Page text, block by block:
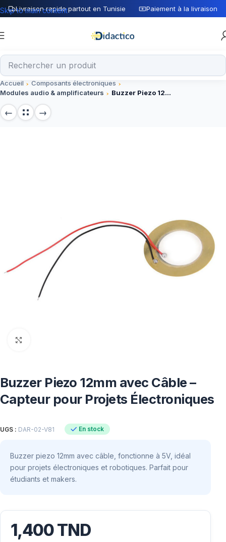
Livraison rapide partout en Tunisie Paiement à la livraison
Skip to main content
Accueil
Composants électroniques
Modules audio & amplificateurs
Buzzer Piezo 12mm avec Câble – Capteur pour Projets Électroniques
Buzzer Piezo 12mm avec Câble –
Capteur pour Projets Électroniques
UGS : DAR-02-V81 En stock
Buzzer piezo 12mm avec câble, fonctionne à 5V, idéal
pour projets électroniques et robotiques. Parfait pour
étudiants et makers.
1,400TND